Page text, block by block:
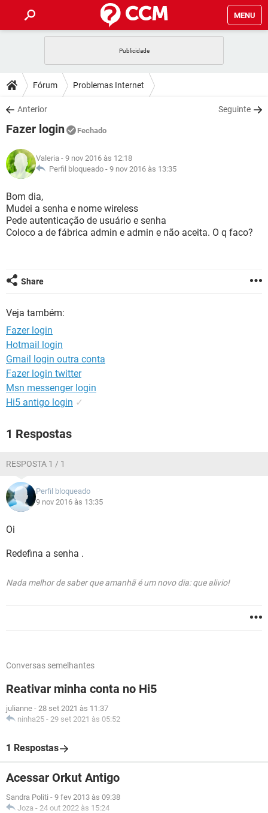
MENU
CELULAR FACEBOOK
OUTLOOK
INSTAGRAM
GUIA DE COMPRAS
DICAS
JOGOS WHATSAPP
INSTAGRAM
GUIA DE COMPRAS
DOWNLOADS
JOGOS
CELULAR
OUTLOOK EXCEL
INSTAGRAM
GUIA DE COMPRAS
JOGOS
CELULAR
OUTLOOK
INSTAGRAM GMAIL
GLOSSÁRIO
JOGOS
CELULAR
OUTLOOK EXCEL
GUIA DE COMPRAS
Fórum Problemas Internet
Anterior Seguinte
Fazer login Fechado
Valeria - 9 nov 2016 às 12:18
Perfil bloqueado - 9 nov 2016 às 13:35
Bom dia,
Mudei a senha e nome wireless
Pede autenticação de usuário e senha
Coloco a de fábrica admin e admin e não aceita. O q faco?
Share
Veja também:
Fazer login
Hotmail login
Gmail login outra conta
Fazer login twitter
Msn messenger login
Hi5 antigo login ✓
1 Respostas
RESPOSTA 1 / 1
Perfil bloqueado
9 nov 2016 às 13:35
Oi
Redefina a senha .
Nada melhor de saber que amanhã é um novo dia: que alivio!
Conversas semelhantes
Reativar minha conta no Hi5
julianne - 28 set 2021 às 11:37
ninha25 - 29 set 2021 às 05:52
1 Respostas
Acessar Orkut Antigo
Sandra Politi - 9 fev 2013 às 09:38
Joza - 24 out 2022 às 15:24